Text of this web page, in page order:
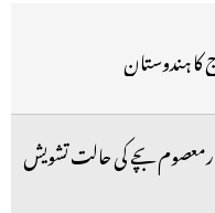
کا ہندوستان
رمعصوم بچے کی حالت تشویش